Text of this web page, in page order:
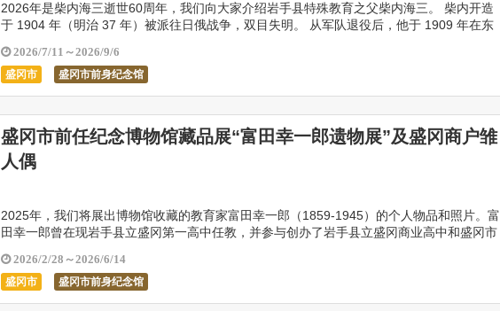
2026年是柴内海三逝世60周年，我们向大家介绍岩手县特殊教育之父柴内海三。 柴内开造
于 1904 年（明治 37 年）被派往日俄战争，双目失明。 从军队退役后，他于 1909 年在东
2026/7/11～2026/9/6
盛冈市 盛冈市前身纪念馆
盛冈市前任纪念博物馆藏品展“富田幸一郎遗物展”及盛冈商户雏
人偶
2025年，我们将展出博物馆收藏的教育家富田幸一郎（1859-1945）的个人物品和照片。富
田幸一郎曾在现岩手县立盛冈第一高中任教，并参与创办了岩手县立盛冈商业高中和盛冈市
2026/2/28～2026/6/14
盛冈市 盛冈市前身纪念馆